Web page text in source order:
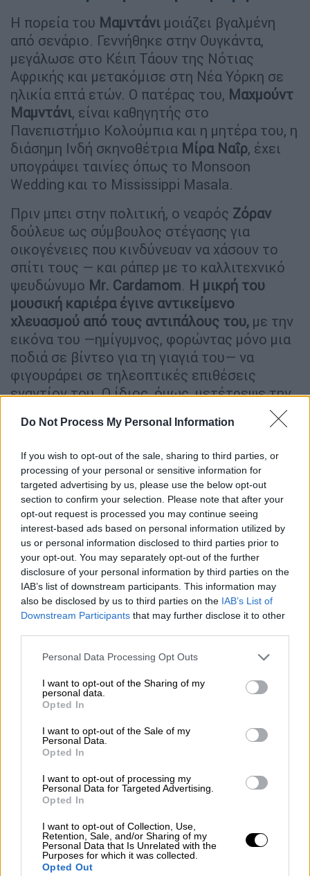
Do Not Process My Personal Information
If you wish to opt-out of the sale, sharing to third parties, or
processing of your personal or sensitive information for
targeted advertising by us, please use the below opt-out
section to confirm your selection. Please note that after your
opt-out request is processed you may continue seeing
interest-based ads based on personal information utilized by
us or personal information disclosed to third parties prior to
your opt-out. You may separately opt-out of the further
disclosure of your personal information by third parties on the
IAB’s list of downstream participants. This information may
also be disclosed by us to third parties on the IAB’s List of
Downstream Participants that may further disclose it to other
Please note that this website/app uses one or more Google
not limited to your visit or usage behaviour. You may click to
grant or deny consent to Google and its third-party tags to
use your data for below specified purposes in below Google
consent section.
Personal Data Processing Opt Outs
I want to opt-out of the Sharing of my
personal data.
Opted In
I want to opt-out of the Sale of my
Personal Data.
Opted In
I want to opt-out of processing my
Personal Data for Targeted Advertising.
Opted In
I want to opt-out of Collection, Use,
Retention, Sale, and/or Sharing of my
Personal Data that Is Unrelated with the
Purposes for which it was collected.
Opted Out
Η πορεία του Μαμντάνι μοιάζει βγαλμένη
από σενάριο. Γεννήθηκε στην Ουγκάντα,
μεγάλωσε στο Κέιπ Τάουν της Νότιας
Αφρικής και μετακόμισε στη Νέα Υόρκη σε
ηλικία επτά ετών. Ο πατέρας του, Μαχμούντ
Μαμντάνι, είναι καθηγητής στο
Πανεπιστήμιο Κολούμπια και η μητέρα του, η
διάσημη Ινδή σκηνοθέτρια Μίρα Ναΐρ, έχει
υπογράψει ταινίες όπως το Monsoon
Wedding και το Mississippi Masala.
Πριν μπει στην πολιτική, ο νεαρός Ζόραν
δούλευε ως σύμβουλος στέγασης για
οικογένειες που κινδύνευαν να χάσουν το
σπίτι τους — και ράπερ με το καλλιτεχνικό
ψευδώνυμο Mr. Cardamom. Η μικρή του
μουσική καριέρα έγινε αντικείμενο
χλευασμού από τους αντιπάλους του, με την
εικόνα του —ημίγυμνος, φορώντας μόνο μια
ποδιά σε βίντεο για τη γιαγιά του— να
φιγουράρει σε τηλεοπτικές επιθέσεις
εναντίον του. Ο ίδιος, όμως, μετέτρεψε την
ο: «Το θάρρος να εκτεθείς
είναι το ίδιο που χρειάζεσαι για να πας από
του κόσμου», λένε οι συνεργάτες του.
Η καμπάνια που ξαναέγραψε τους
κανόνες
Ξεκινώντας ως αουτσάιντερ, ο
Μαμντάνικατάφερε να οικοδομήσει ένα
πρωτόγνωρο κύμα υποστήριξης χάρη σε μια
ευρηματική, πολυγλωσσική ψηφιακή
καμπάνια. Μιλώντας σε βίντεο σταΟυρντού
Μπενγκάλι, Ισπανικά και Αραβικά,
απευθύνθηκε σε κοινότητες που επί
πολιτικό κέντρο.
για τη λεγόμενη“halal-flation”
: ο υποψήφιος
δήμαρχος περιπλανιόταν στους πάγκους με
μικροπωλητές για την ακρίβεια στα φαγητά
του δρόμου. Με ένα κουτί ρύζι στο χέρι και
το στόμα γεμάτο, εξηγούσε πώς το
δυσλειτουργικό σύστημα αδειών της πόλης
κάνει το φτηνό φαγητό απλησίαστο.